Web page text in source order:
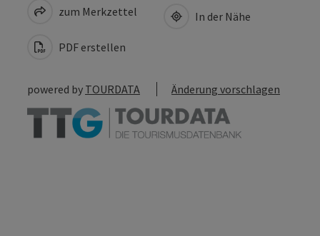
zum Merkzettel
PDF erstellen
In der Nähe
powered by TOURDATA Änderung vorschlagen